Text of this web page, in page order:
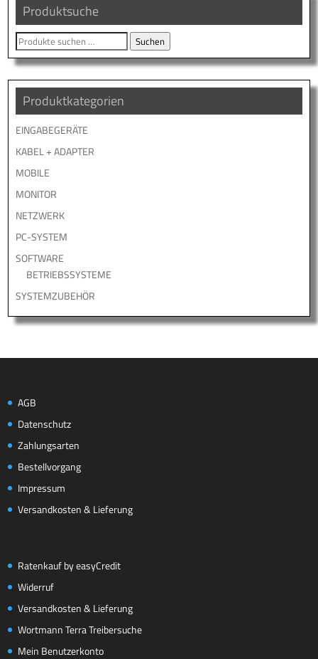
Produktsuche
Suche
nach:
Suchen
Produktkategorien
EINGABEGERÄTE
KABEL + ADAPTER
MOBILE
MONITOR
NETZWERK
PC-SYSTEM
SOFTWARE
BETRIEBSSYSTEME
SYSTEMZUBEHÖR
AGB
Datenschutz
Zahlungsarten
Bestellvorgang
Impressum
Versandkosten & Lieferung
Ratenkauf by easyCredit
Widerruf
Versandkosten & Lieferung
Wortmann Terra Treibersuche
Mein Benutzerkonto